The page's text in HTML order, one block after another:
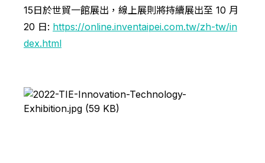
15日於世貿一館展出，線上展則將持續展出至 10 月
20 日: https://online.inventaipei.com.tw/zh-tw/in
dex.html